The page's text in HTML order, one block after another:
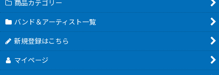
商品カテゴリー
バンド＆アーティスト一覧
新規登録はこちら
マイページ